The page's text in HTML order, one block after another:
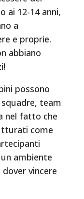
ai 12-14 anni,
a
e proprie.
abbiano
possono
team
nel fatto che
come
ambiente
vincere